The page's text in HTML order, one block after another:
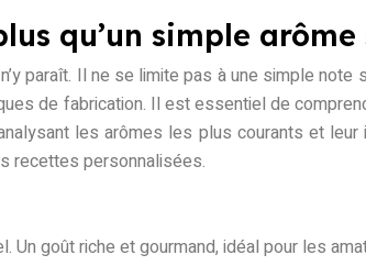
qu’un simple arôme
paraît. Il ne se limite pas à une simple
de fabrication. Il est essentiel de
les arômes les plus courants et
recettes personnalisées.
Un goût riche et gourmand, idéal pour les